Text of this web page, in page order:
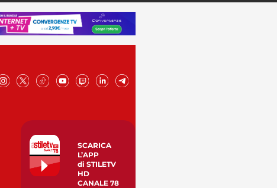
SCARICA
L’APP
di STILETV
HD
CANALE 78